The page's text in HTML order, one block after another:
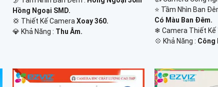
Hồng Ngoại SMD.
💢 Thiết Kế CameraXoay 360.
️💎 Khả Năng : Thu Âm.
⭐ Tầm Nhìn Ban
Có Màu Ban Ðêm.
❄ Camera Thiết Kế
️💠 Khả Năng : Công